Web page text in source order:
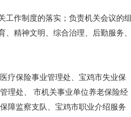
工作制度的落实；负责机关会议的组
精神文明、综合治理、后勤服务、
疗保险事业管理处、宝鸡市失业保
理处、 市机关事业单位养老保险经
障监察支队、宝鸡市职业介绍服务